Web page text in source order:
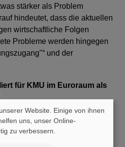
stärker als Problem
hindeutet, dass die aktuellen
wirtschaftliche Folgen
Probleme werden hingegen
und der
für KMU im Euroraum als
Website. Einige von ihnen
uns, unser Online-
zu verbessern.